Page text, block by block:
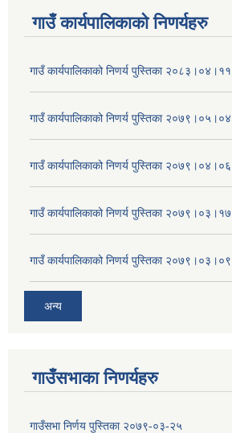
गाउँ कार्यपालिकाकाे निणर्यहरु
गाउँ कार्यपालिकाको निणर्य पुस्तिका २०८३।०४।११
गाउँ कार्यपालिकाको निणर्य पुस्तिका २०७९।०५।०४
गाउँ कार्यपालिकाको निणर्य पुस्तिका २०७९।०४।०६
गाउँ कार्यपालिकाको निणर्य पुस्तिका २०७९।०३।१७
गाउँ कार्यपालिकाको निणर्य पुस्तिका २०७९।०३।०९
अन्य
गाउँसभाका निणर्यहरु
गाउँसभा निर्णय पुस्तिका २०७९-०३-२५